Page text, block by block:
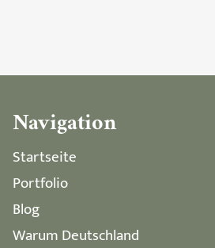
Navigation
Startseite
Portfolio
Blog
Warum Deutschland